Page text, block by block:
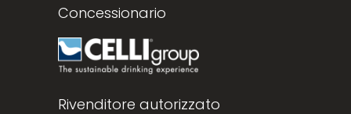
Concessionario
Rivenditore autorizzato